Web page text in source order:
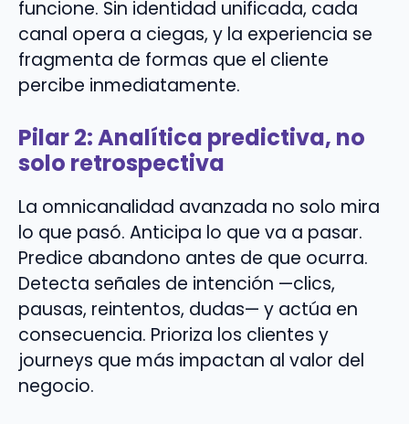
funcione. Sin identidad unificada, cada
canal opera a ciegas, y la experiencia se
fragmenta de formas que el cliente
percibe inmediatamente.
Pilar 2: Analítica predictiva, no
solo retrospectiva
La omnicanalidad avanzada no solo mira
lo que pasó. Anticipa lo que va a pasar.
Predice abandono antes de que ocurra.
Detecta señales de intención —clics,
pausas, reintentos, dudas— y actúa en
consecuencia. Prioriza los clientes y
journeys que más impactan al valor del
negocio.